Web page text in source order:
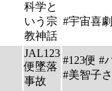
科学と
いう宗
教神話
#宇宙喜
JAL123
便墜落
事故
#123便 #
#美智子